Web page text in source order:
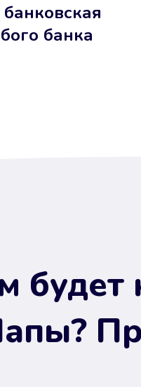
банка